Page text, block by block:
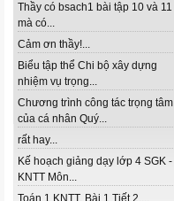
Thầy có bsach1 bài tập 10 và 11
mà có...
Cảm ơn thầy!...
Biểu tập thể Chi bộ xây dựng
nhiệm vụ trọng...
Chương trình công tác trọng tâm
của cá nhân Quý...
rất hay...
Kế hoạch giảng dạy lớp 4 SGK -
KNTT Môn...
Toán 1 KNTT. Bài 1 Tiết 2....